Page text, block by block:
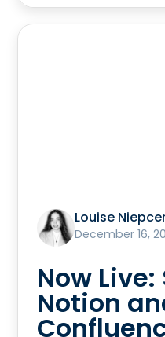
Louise
December 16,
Now
Notion